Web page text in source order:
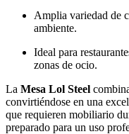
Amplia variedad de
ambiente.
Ideal para
zonas de ocio.
La Mesa Lol Steel
convirtiéndose en una
que requieren mobiliario
preparado para un uso